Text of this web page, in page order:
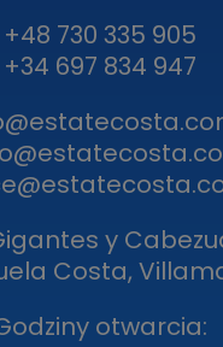
+48 730 335 905
+34 697 834 947
y
Costa,
otwarcia: